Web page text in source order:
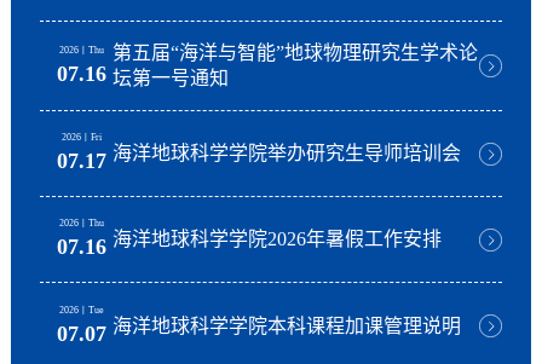
2026 丨Thu
07.16
第五届“海洋与智能”地球物理研究生学术论
坛第一号通知
2026 丨Fri
07.17 海洋地球科学学院举办研究生导师培训会
2026 丨Thu
07.16 海洋地球科学学院2026年暑假工作安排
2026 丨Tue
07.07 海洋地球科学学院本科课程加课管理说明